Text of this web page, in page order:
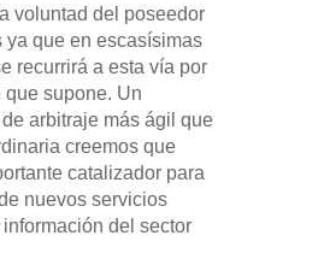
voluntad del poseedor
ya que en escasísimas
recurrirá a esta vía por
que supone. Un
arbitraje más ágil que
creemos que
catalizador para
nuevos servicios
del sector